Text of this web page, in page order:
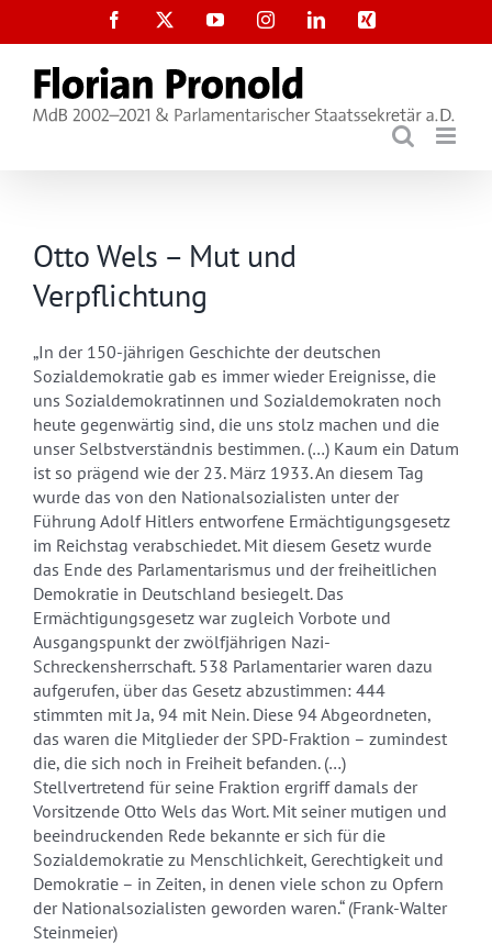
Facebook YouTubeInstagramLinkedInXing
Otto Wels – Mut und
Verpflichtung
„In der 150-jährigen Geschichte der deutschen
Sozialdemokratie gab es immer wieder Ereignisse, die
uns Sozialdemokratinnen und Sozialdemokraten noch
heute gegenwärtig sind, die uns stolz machen und die
unser Selbstverständnis bestimmen. (…) Kaum ein Datum
ist so prägend wie der 23. März 1933. An diesem Tag
wurde das von den Nationalsozialisten unter der
Führung Adolf Hitlers entworfene Ermächtigungsgesetz
im Reichstag verabschiedet. Mit diesem Gesetz wurde
das Ende des Parlamentarismus und der freiheitlichen
Demokratie in Deutschland besiegelt. Das
Ermächtigungsgesetz war zugleich Vorbote und
Ausgangspunkt der zwölfjährigen Nazi-
Schreckensherrschaft. 538 Parlamentarier waren dazu
aufgerufen, über das Gesetz abzustimmen: 444
stimmten mit Ja, 94 mit Nein. Diese 94 Abgeordneten,
das waren die Mitglieder der SPD-Fraktion – zumindest
die, die sich noch in Freiheit befanden. (…)
Stellvertretend für seine Fraktion ergriff damals der
Vorsitzende Otto Wels das Wort. Mit seiner mutigen und
beeindruckenden Rede bekannte er sich für die
Sozialdemokratie zu Menschlichkeit, Gerechtigkeit und
Demokratie – in Zeiten, in denen viele schon zu Opfern
der Nationalsozialisten geworden waren.“ (Frank-Walter
Steinmeier)